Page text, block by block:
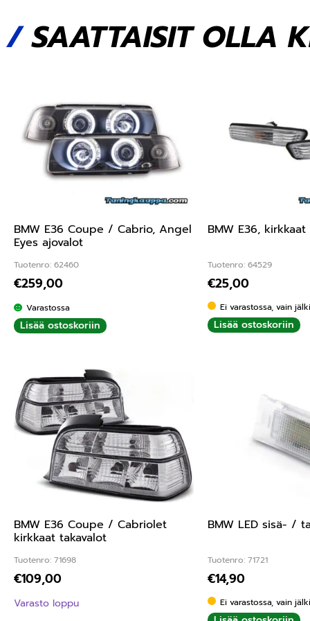
/SAATTAISIT OLLA
BMW E36 Coupe / Cabrio, Angel
Eyes ajovalot
Tuotenro: 62460
€259,00
Varastossa
Lisää ostoskoriin
BMW E36,
Tuotenro: 64529
€25,00
Ei varastossa, vain
Lisää ostoskoriin
BMW E36 Coupe / Cabriolet
kirkkaat takavalot
Tuotenro: 71698
€109,00
Varasto loppu
BMW LED sisä- /
Tuotenro: 71721
€14,90
Ei varastossa, vain